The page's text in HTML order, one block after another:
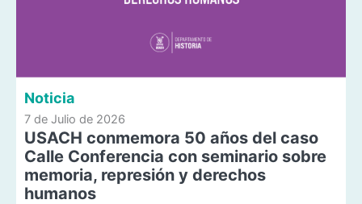
Noticia
7 de Julio de 2026
USACH conmemora 50 años del caso
Calle Conferencia con seminario sobre
memoria, represión y derechos
humanos